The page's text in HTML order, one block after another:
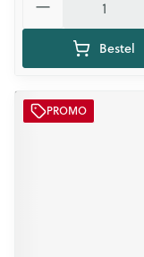
Bestel
PROMO